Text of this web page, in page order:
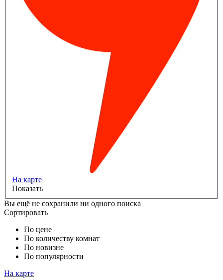
На карте
Показать
Вы ещё не сохранили ни одного поиска
Сортировать
По цене
По количеству комнат
По новизне
По популярности
На карте